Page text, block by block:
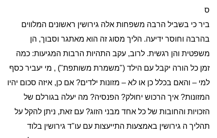
ס
ביר כי בשביל הרבה משפחות אלה גירושין ראשונים המלווים
בהרבה וחוסר ידיעה. הליך מסוג זה הוא מאתגר וסבוך, הן
משפטית והן רגשית. לרוב, עקב התהיות הרבות המגיעות: כמה
זמן כל הורה יקבל עם הילד ("משמרת משותפת") , מי יעביר כסף
למי – והאם בכלל כן או לא – מזונות ילדים? אם כן, איזה סכום יהיו
המזונות? איך הרכוש יחולק? הפנסיה? מה יעלה בגורלם של
הזכויות והחובות של כל אחד מבני הזוג? עם זאת, ניתן להקל על
תהליך ה גירושין באמצעות התייעצות עם עו"ד גירושין בלוד